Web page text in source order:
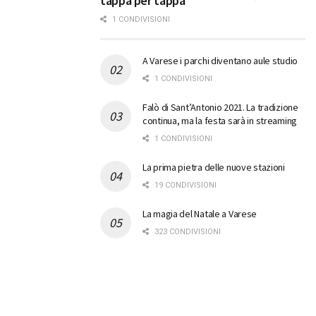
1 CONDIVISIONI
A Varese i parchi diventano aule studio
1 CONDIVISIONI
Falò di Sant’Antonio 2021. La tradizione
continua, ma la festa sarà in streaming
1 CONDIVISIONI
La prima pietra delle nuove stazioni
19 CONDIVISIONI
La magia del Natale a Varese
323 CONDIVISIONI